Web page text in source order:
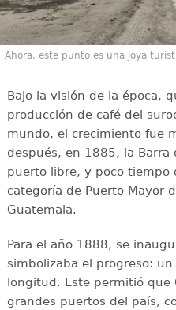
Ahora, este punto es una joya
Bajo la visión de la época,
producción de café del
mundo, el crecimiento fue
después, en 1885, la Barra
puerto libre, y poco tiempo
categoría de Puerto Mayor
Guatemala.
Para el año 1888, se
simbolizaba el progreso:
longitud. Este permitió que
grandes puertos del país,